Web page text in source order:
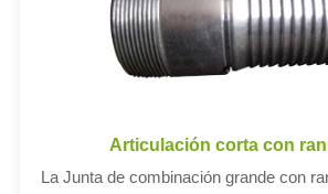
Articulación corta con
La Junta de combinación grande con